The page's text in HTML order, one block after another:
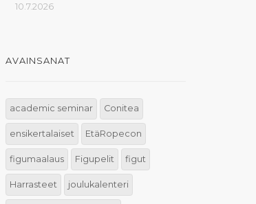
10.7.2026
AVAINSANAT
academic seminar Conitea
ensikertalaiset EtäRopecon
figumaalaus Figupelit figut
Harrasteet joulukalenteri